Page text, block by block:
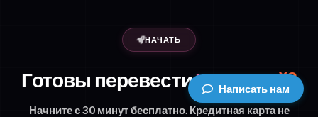
НАЧАТЬ
Готовы перевестиНемецкий?
Начните с 30 минут бесплатно. Кредитная карта не
Написать нам